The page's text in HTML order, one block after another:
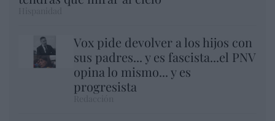
Vox pide devolver a los hijos con
sus padres... y es fascista...el PNV
opina lo mismo... y es
progresista